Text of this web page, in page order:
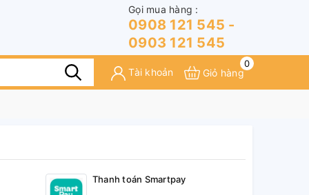
Gọi mua hàng :
0908 121 545 -
0903 121 545
Tài khoản
0
Giỏ hàng
Thanh toán Smartpay